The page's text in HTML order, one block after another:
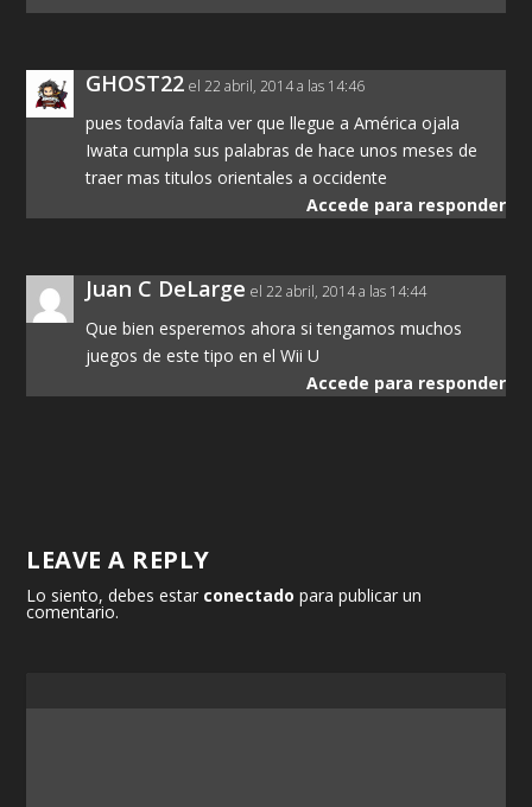
GHOST22 el 22 abril, 2014 a las 14:46
pues todavía falta ver que llegue a América ojala
Iwata cumpla sus palabras de hace unos meses de
traer mas titulos orientales a occidente
Accede para responder
Juan C DeLarge el 22 abril, 2014 a las 14:44
Que bien esperemos ahora si tengamos muchos
juegos de este tipo en el Wii U
Accede para responder
LEAVE A REPLY
Lo siento, debes estar conectado para publicar un
comentario.